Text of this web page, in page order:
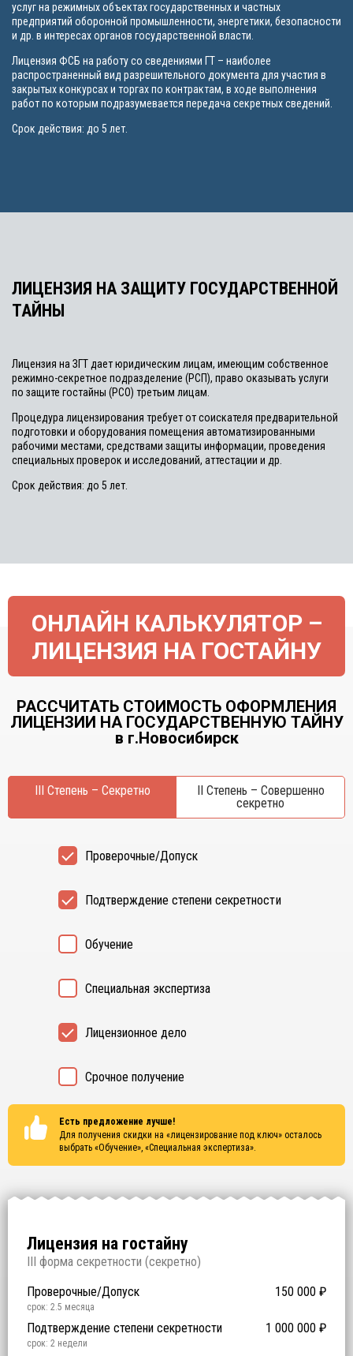
услуг на режимных объектах государственных и частных
предприятий оборонной промышленности, энергетики, безопасности
и др. в интересах органов государственной власти.
Лицензия ФСБ на работу со сведениями ГТ – наиболее
распространенный вид разрешительного документа для участия в
закрытых конкурсах и торгах по контрактам, в ходе выполнения
работ по которым подразумевается передача секретных сведений.
Срок действия: до 5 лет.
ЛИЦЕНЗИЯ НА ЗАЩИТУ ГОСУДАРСТВЕННОЙ
ТАЙНЫ
Лицензия на ЗГТ дает юридическим лицам, имеющим собственное
режимно-секретное подразделение (РСП), право оказывать услуги
по защите гостайны (РСО) третьим лицам.
Процедура лицензирования требует от соискателя предварительной
подготовки и оборудования помещения автоматизированными
рабочими местами, средствами защиты информации, проведения
специальных проверок и исследований, аттестации и др.
Срок действия: до 5 лет.
ОНЛАЙН КАЛЬКУЛЯТОР –
ЛИЦЕНЗИЯ НА ГОСТАЙНУ
РАССЧИТАТЬ СТОИМОСТЬ ОФОРМЛЕНИЯ
ЛИЦЕНЗИИ НА ГОСУДАРСТВЕННУЮ ТАЙНУ
в г.Новосибирск
III Степень – Секретно
II Степень – Совершенно
секретно
Проверочные/Допуск
Подтверждение степени секретности
Обучение
Специальная экспертиза
Лицензионное дело
Срочное получение
Есть предложение лучше!
Для получения скидки на «лицензирование под ключ» осталось
выбрать «Обучение», «Специальная экспертиза».
Лицензия на гостайну
III форма секретности (секретно)
Проверочные/Допуск
150 000 ₽
срок: 2.5 месяца
Подтверждение степени секретности 1 000 000 ₽
срок: 2 недели